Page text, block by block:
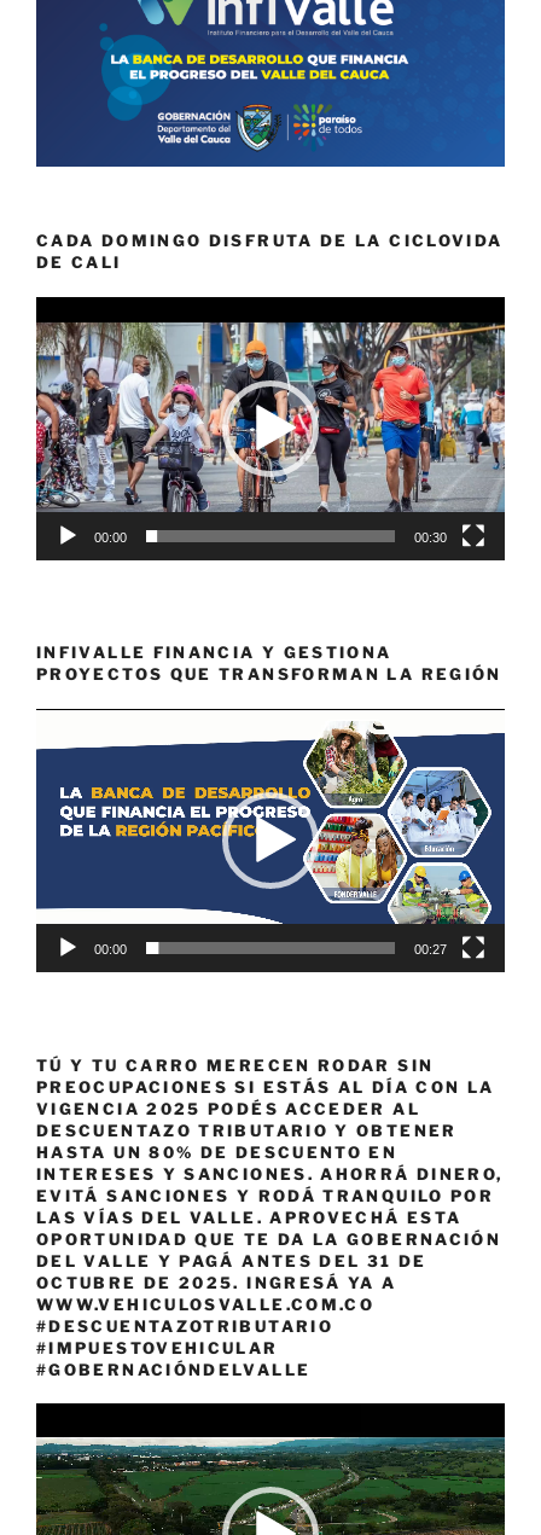
CADA DOMINGO DISFRUTA DE LA CICLOVIDA
DE CALI
de
vídeo
00:00 00:30
INFIVALLE FINANCIA Y GESTIONA
PROYECTOS QUE TRANSFORMAN LA REGIÓN
de
00:00 00:27
TÚ Y TU CARRO MERECEN RODAR SIN
PREOCUPACIONES SI ESTÁS AL DÍA CON LA
VIGENCIA 2025 PODÉS ACCEDER AL
DESCUENTAZO TRIBUTARIO Y OBTENER
HASTA UN 80% DE DESCUENTO EN
INTERESES Y SANCIONES. AHORRÁ DINERO,
EVITÁ SANCIONES Y RODÁ TRANQUILO POR
LAS VÍAS DEL VALLE. APROVECHÁ ESTA
OPORTUNIDAD QUE TE DA LA GOBERNACIÓN
DEL VALLE Y PAGÁ ANTES DEL 31 DE
OCTUBRE DE 2025. INGRESÁ YA A
WWW.VEHICULOSVALLE.COM.CO
#DESCUENTAZOTRIBUTARIO
#IMPUESTOVEHICULAR
#GOBERNACIÓNDELVALLE
de
vídeo